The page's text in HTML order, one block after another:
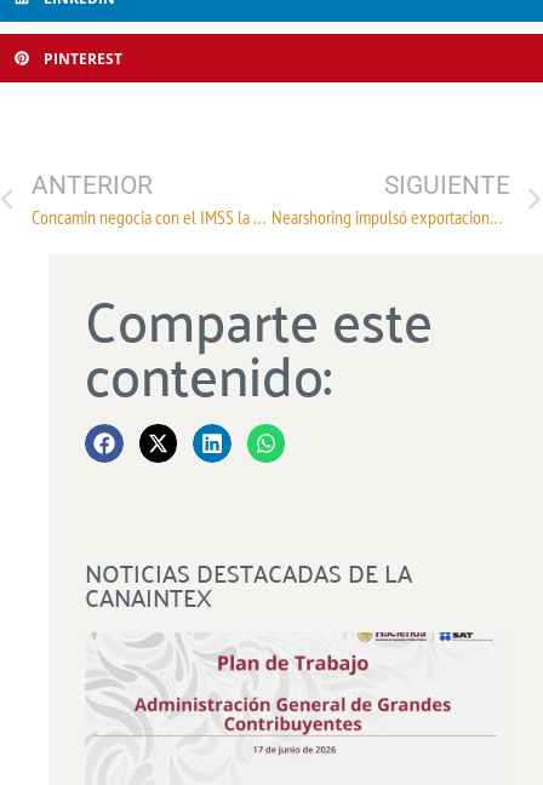
PINTEREST
ANTERIOR
Concamin negocia con el IMSS la venta de ropa, calzado y sábanas
SIGUIENTE
Nearshoring impulsó exportaciones de textiles mexicanos
Comparte este
contenido:
NOTICIAS DESTACADAS DE LA
CANAINTEX